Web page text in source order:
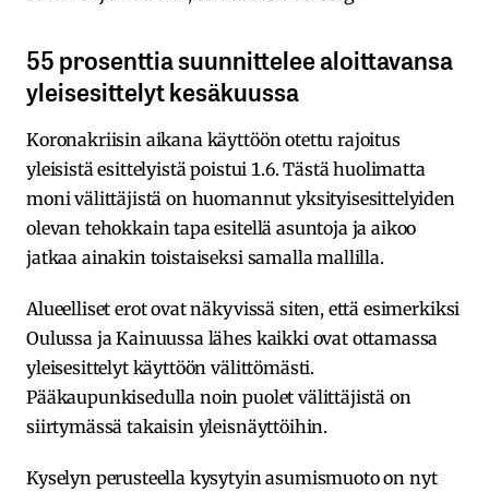
55 prosenttia suunnittelee aloittavansa
yleisesittelyt kesäkuussa
Koronakriisin aikana käyttöön otettu rajoitus
yleisistä esittelyistä poistui 1.6. Tästä huolimatta
moni välittäjistä on huomannut yksityisesittelyiden
olevan tehokkain tapa esitellä asuntoja ja aikoo
jatkaa ainakin toistaiseksi samalla mallilla.
Alueelliset erot ovat näkyvissä siten, että esimerkiksi
Oulussa ja Kainuussa lähes kaikki ovat ottamassa
yleisesittelyt käyttöön välittömästi.
Pääkaupunkisedulla noin puolet välittäjistä on
siirtymässä takaisin yleisnäyttöihin.
Kyselyn perusteella kysytyin asumismuoto on nyt